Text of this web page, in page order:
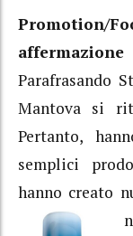
Promotion/
Parafrasando
Mantova si
Pertanto,
semplici
hanno creato